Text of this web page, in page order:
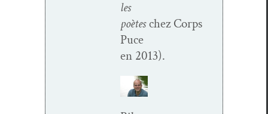
les
poèteschez Corps
Puce
en 2013).